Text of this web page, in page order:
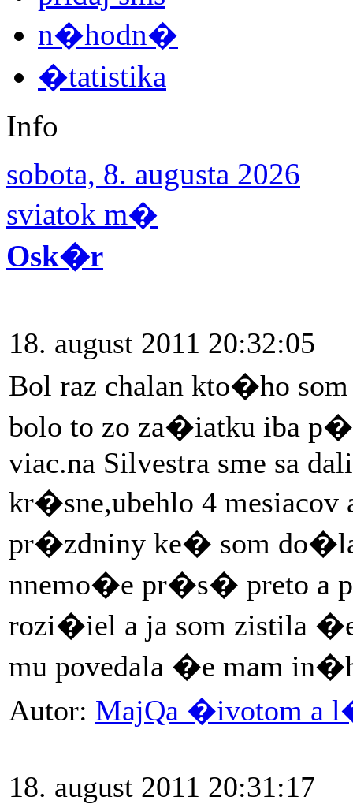
n�hodn�
�tatistika
Info
sobota, 8. augusta 2026
sviatok m�
Osk�r
18. august 2011 20:32:05
Bol raz chalan kto�ho
bolo to zo za�iatku iba
viac.na Silvestra sme sa
kr�sne,ubehlo 4 mesiacov
pr�zdniny ke� som
nnemo�e pr�s� preto a
rozi�iel a ja som zistila
mu povedala �e mam
Autor: MajQa �ivotom a
18. august 2011 20:31:17